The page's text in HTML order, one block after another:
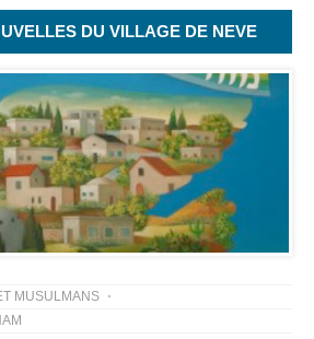
DU VILLAGE DE NEVE
SALAM
MUSULMANS